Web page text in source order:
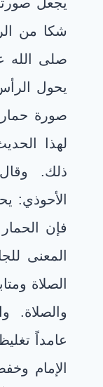
شكا من
صلى الله
يحول
صورة
لهذا
ذلك.
الأحوذي:
فإن
المعنى
الصلاة
عامداً
الإمام